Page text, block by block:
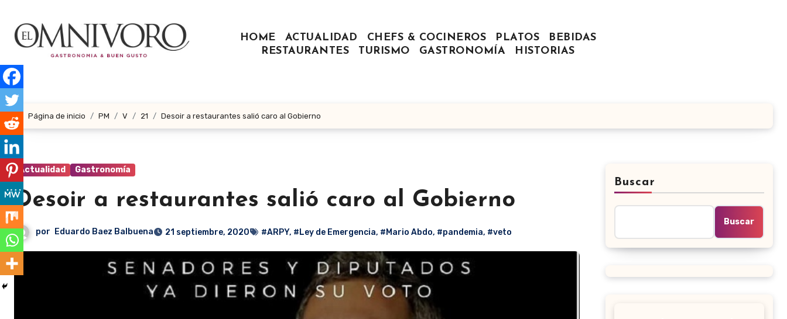
contenido
HOME ACTUALIDAD CHEFS & COCINEROS PLATOS
BEBIDAS
RESTAURANTES
TURISMO GASTRONOMÍA HISTORIAS
Página de inicio PM V 21 Desoir a restaurantes salió caro al Gobierno
Actualidad Gastronomía
Desoir a restaurantes salió caro al Gobierno
por Eduardo Baez Balbuena 21 septiembre, 2020 #ARPY, #Ley de Emergencia, #Mario Abdo, #pandemia, #veto
Buscar
Buscar